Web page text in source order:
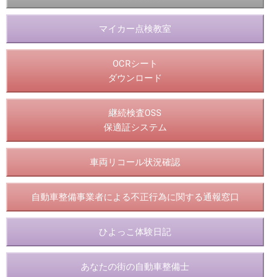
マイカー点検教室
OCRシート
ダウンロード
継続検査OSS
保適証システム
車両リコール状況確認
自動車整備事業者による不正行為に関する通報窓口
ひよっこ体験日記
あなたの街の自動車整備士